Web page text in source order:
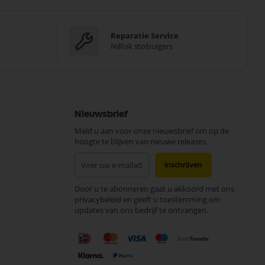
Reparatie Service
Nilfisk stofzuigers
Nieuwsbrief
Meld u aan voor onze nieuwsbrief om op de
hoogte te blijven van nieuwe releases.
onze
nieuwsbrief
Inschrijven
Door u te abonneren gaat u akkoord met ons
privacybeleid en geeft u toestemming om
updates van ons bedrijf te ontvangen.